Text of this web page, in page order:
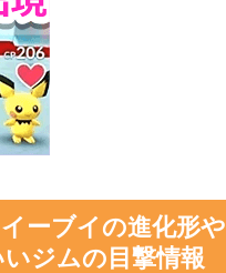
ーブイの進化形や
ジムの目撃情報